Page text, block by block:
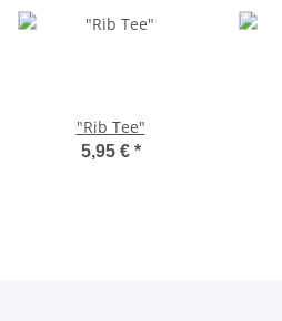
"Rib Tee"
5,95 € *